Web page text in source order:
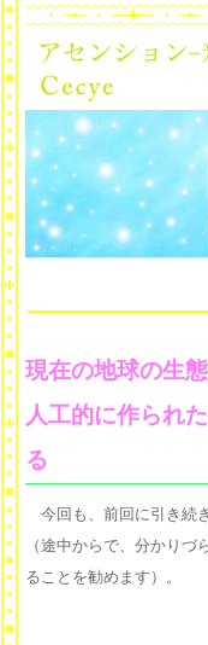
現在の地球の生
人工的に作られ
る
今回も、前回に引き続
（途中からで、分かり
ることを勧めます）。